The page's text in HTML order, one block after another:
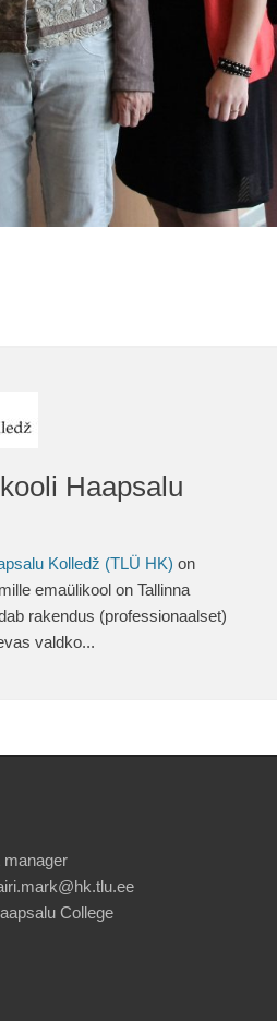
Haapsalu
Kolledž (TLÜ HK) on
emaülikool on Tallinna
rakendus (professionaalset)
valdko...
manager
College